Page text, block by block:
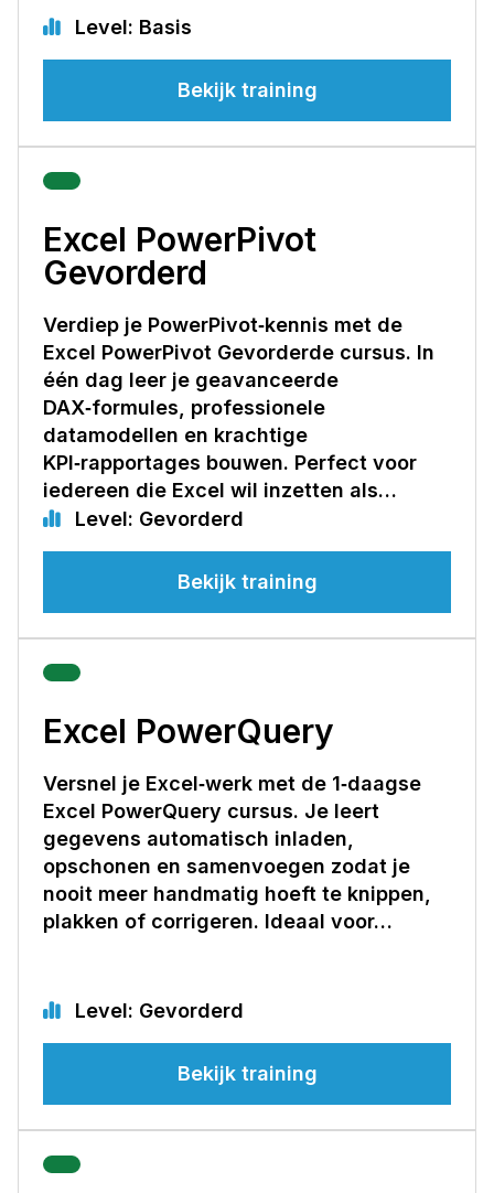
Level: Basis
Bekijk training
Excel PowerPivot
Gevorderd
Verdiep je PowerPivot‑kennis met de
Excel PowerPivot Gevorderde cursus. In
één dag leer je geavanceerde
DAX‑formules, professionele
datamodellen en krachtige
KPI‑rapportages bouwen. Perfect voor
iedereen die Excel wil inzetten als…
Level: Gevorderd
Bekijk training
Excel PowerQuery
Versnel je Excel‑werk met de 1‑daagse
Excel PowerQuery cursus. Je leert
gegevens automatisch inladen,
opschonen en samenvoegen zodat je
nooit meer handmatig hoeft te knippen,
plakken of corrigeren. Ideaal voor…
Level: Gevorderd
Bekijk training